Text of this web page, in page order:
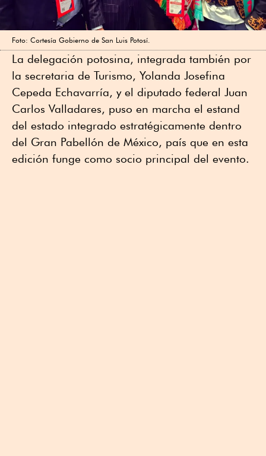
Foto: Cortesía Gobierno de San Luis Potosí.
La delegación potosina, integrada también por
la secretaria de Turismo, Yolanda Josefina
Cepeda Echavarría, y el diputado federal Juan
Carlos Valladares, puso en marcha el estand
del estado integrado estratégicamente dentro
del Gran Pabellón de México, país que en esta
edición funge como socio principal del evento.